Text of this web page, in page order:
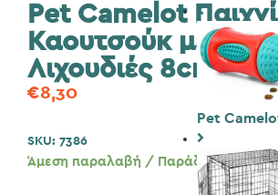
Pet
Pet Camelot
Καουτσούκ με
Λιχουδιές 8cm
€8,30
SKU: 7386
Άμεση παραλαβή / Παράδοση 1 έως 3